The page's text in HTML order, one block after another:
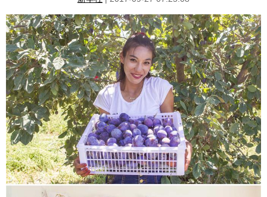
الرياضة السياحة والبيئة
مؤتمر صحفى للخارجية الصور